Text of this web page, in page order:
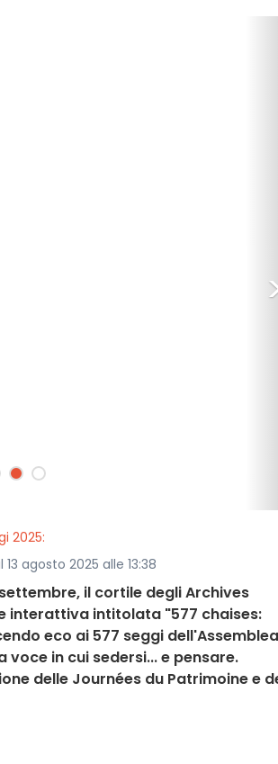
2025:
agosto 2025 alle 13:38
il cortile degli Archives
interattiva intitolata "577 chaises:
eco ai 577 seggi dell'Assemblea
in cui sedersi... e pensare.
delle Journées du Patrimoine e